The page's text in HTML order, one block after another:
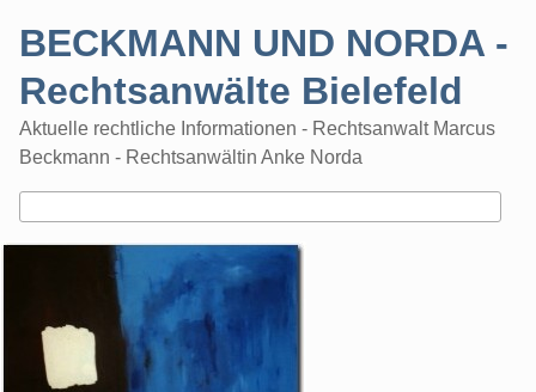
BECKMANN UND NORDA -
Rechtsanwälte Bielefeld
Aktuelle rechtliche Informationen - Rechtsanwalt Marcus
Beckmann - Rechtsanwältin Anke Norda